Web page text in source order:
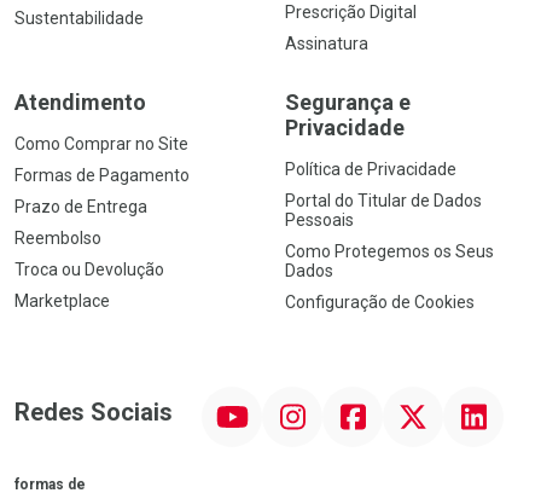
Sustentabilidade
Prescrição Digital
Assinatura
Atendimento
Como Comprar no Site
Formas de Pagamento
Prazo de Entrega
Reembolso
Troca ou Devolução
Marketplace
Segurança e
Privacidade
Política de Privacidade
Portal do Titular de Dados
Pessoais
Como Protegemos os Seus
Dados
Configuração de Cookies
Redes Sociais InstagramFacebook Linkedin
formas de